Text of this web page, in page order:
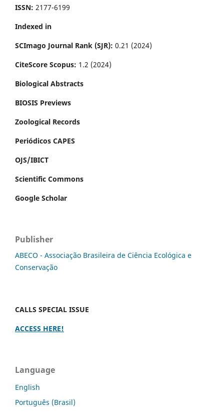
ISSN: 2177-6199
Indexed in
SCImago Journal Rank (SJR): 0.21 (2024)
CiteScore Scopus: 1.2 (2024)
Biological Abstracts
BIOSIS Previews
Zoological Records
Periódicos CAPES
OJS/IBICT
Scientific Commons
Google Scholar
Publisher
ABECO - Associação Brasileira de Ciência Ecológica e
Conservação
CALLS SPECIAL ISSUE
ACCESS HERE!
Language
English
Português (Brasil)